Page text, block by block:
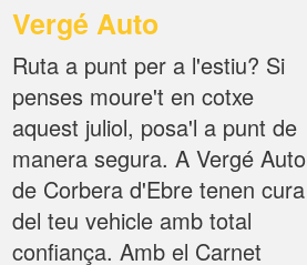
Vergé Auto
Ruta a punt per a l'estiu? Si
penses moure't en cotxe
aquest juliol, posa'l a punt de
manera segura. A Vergé Auto
de Corbera d'Ebre tenen cura
del teu vehicle amb total
confiança. Amb el Carnet